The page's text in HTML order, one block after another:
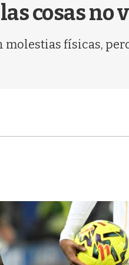
cosas no
físicas,